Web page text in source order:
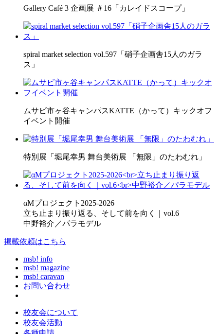
Gallery Café 3 企画展 ＃16「カレイドスコープ」
spiral market selection vol.597「硝子企画舎15人のガラ
ス」
ムサビ市ヶ谷キャンパスKATTE（かって）キックオフ
イベント開催
特別展「堀尾幸男 舞台美術展 「無限」のたわむれ」
αMプロジェクト2025-2026
立ち止まり振り返る、そして前を向く｜vol.6
中野裕介／パラモデル
掲載依頼はこちら
msb! info
msb! magazine
msb! caravan
お問い合わせ
校友会について
校友会活動